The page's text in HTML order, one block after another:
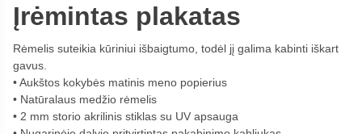
Įrėmintas plakatas
Rėmelis suteikia kūriniui išbaigtumo, todėl jį galima kabinti iškart
gavus.
Aukštos kokybės matinis meno popierius
Natūralaus medžio rėmelis
2 mm storio akrilinis stiklas su UV apsauga